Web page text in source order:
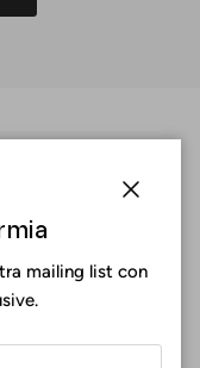
mailing list con